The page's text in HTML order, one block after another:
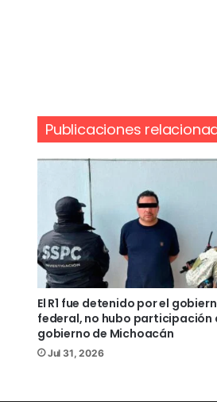
Publicaciones
El R1 fue detenido por el
federal, no hubo participación
gobierno de Michoacán
Jul 31, 2026